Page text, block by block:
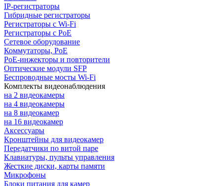
IP-регистраторы
Гибридные регистраторы
Регистраторы с Wi-Fi
Регистраторы с PoE
Сетевое оборудование
Коммутаторы, PoE
PoE-инжекторы и повторители
Оптические модули SFP
Беспроводные мосты Wi-Fi
Комплекты видеонаблюдения
на 2 видеокамеры
на 4 видеокамеры
на 8 видеокамер
на 16 видеокамер
Аксессуары
Кронштейны для видеокамер
Передатчики по витой паре
Клавиатуры, пульты управления
Жесткие диски, карты памяти
Микрофоны
Блоки питания для камер